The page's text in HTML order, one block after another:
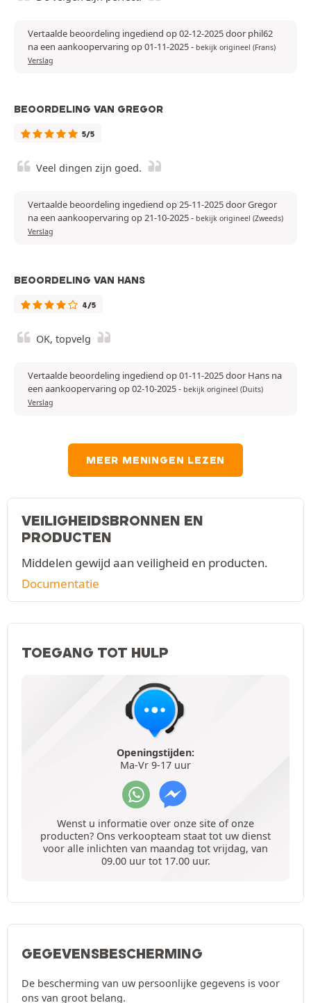
Vertaalde beoordeling ingediend op 02-12-2025 door phil62
na een aankoopervaring op 01-11-2025- bekijk origineel (Frans)
Verslag
BEOORDELING VAN GREGOR
5/5
Veel dingen zijn goed.
Vertaalde beoordeling ingediend op 25-11-2025 door Gregor
na een aankoopervaring op 21-10-2025- bekijk origineel (Zweeds)
Verslag
BEOORDELING VAN HANS
4/5
OK, topvelg
Vertaalde beoordeling ingediend op 01-11-2025 door Hans na
een aankoopervaring op 02-10-2025- bekijk origineel (Duits)
Verslag
MEER MENINGEN LEZEN
VEILIGHEIDSBRONNEN EN
PRODUCTEN
Middelen gewijd aan veiligheid en producten.
Documentatie
TOEGANG TOT HULP
Openingstijden:
Ma-Vr 9-17 uur
Wenst u informatie over onze site of onze
producten? Ons verkoopteam staat tot uw dienst
voor alle inlichten van maandag tot vrijdag, van
09.00 uur tot 17.00 uur.
GEGEVENSBESCHERMING
De bescherming van uw persoonlijke gegevens is voor
ons van groot belang.